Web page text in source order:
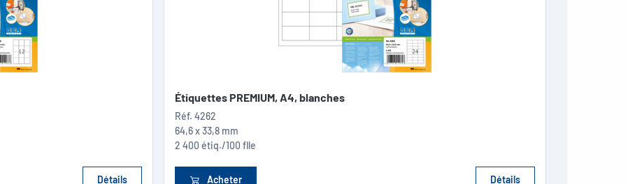
Détails
Étiquettes PREMIUM, A4, blanches
Réf. 4262
64,6 x 33,8 mm
2 400 étiq./100 flle
Acheter Détails